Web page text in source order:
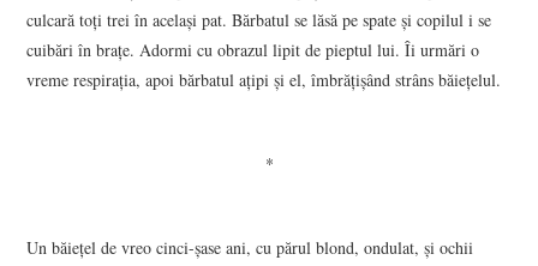
culcară toţi trei în acelaşi pat. Bărbatul se lăsă pe spate şi copilul i se
cuibări în braţe. Adormi cu obrazul lipit de pieptul lui. Îi urmări o
vreme respiraţia, apoi bărbatul aţipi şi el, îmbrăţişând strâns băieţelul.
*
Un băieţel de vreo cinci-şase ani, cu părul blond, ondulat, şi ochii